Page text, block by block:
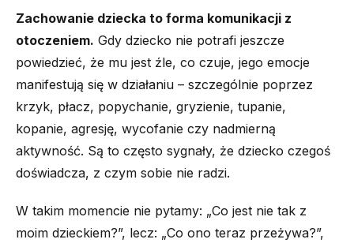
Zachowanie dziecka to forma komunikacji z
otoczeniem. Gdy dziecko nie potrafi jeszcze
powiedzieć, że mu jest źle, co czuje, jego emocje
manifestują się w działaniu – szczególnie poprzez
krzyk, płacz, popychanie, gryzienie, tupanie,
kopanie, agresję, wycofanie czy nadmierną
aktywność. Są to często sygnały, że dziecko czegoś
doświadcza, z czym sobie nie radzi.
W takim momencie nie pytamy: „Co jest nie tak z
moim dzieckiem?”, lecz: „Co ono teraz przeżywa?”,